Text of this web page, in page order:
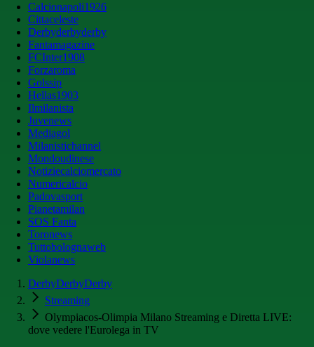
Calcionapoli1926
Cittaceleste
Derbyderbyderby
Fantamagazine
FCInter1908
Forzaroma
Golssip
Hellas1903
Ilmilanista
Juvenews
Mediagol
Milanistichannel
Mondoudinese
Notiziecalciomercato
Numericalcio
Padovasport
Pianetamilan
SOS Fanta
Toronews
Tuttobolognaweb
Violanews
DerbyDerbyDerby
Streaming
Olympiacos-Olimpia Milano Streaming e Diretta LIVE:
dove vedere l'Eurolega in TV